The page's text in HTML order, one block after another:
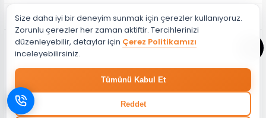
Müşteri Hizmetleri
Müşteri Destek Hattı
444 51 26
Müşteri Destek Maili
musteri@evdema.com
Whatsapp Destek Hattı
05382788510
Size daha iyi bir deneyim sunmak için çerezler kullanıyoruz.
Zorunlu çerezler her zaman aktiftir. Tercihlerinizi
düzenleyebilir, detaylar için Çerez Politikamızı
inceleyebilirsiniz.
Tümünü Kabul Et
Reddet